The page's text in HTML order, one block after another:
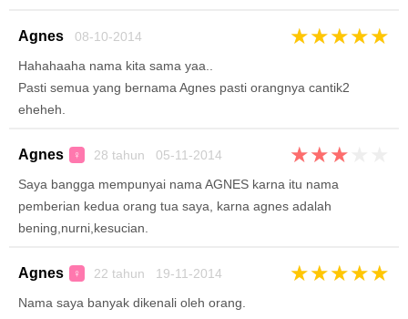
Agnes 08-10-2014 ★★★★★
Hahahaaha nama kita sama yaa..
Pasti semua yang bernama Agnes pasti orangnya cantik2
eheheh.
Agnes ♀ 28 tahun 05-11-2014 ★★★
Saya bangga mempunyai nama AGNES karna itu nama
pemberian kedua orang tua saya, karna agnes adalah
bening,nurni,kesucian.
Agnes ♀ 22 tahun 19-11-2014 ★★★★★
Nama saya banyak dikenali oleh orang.